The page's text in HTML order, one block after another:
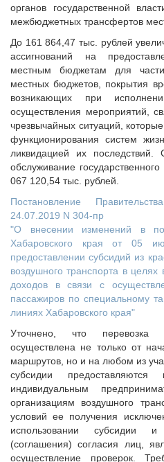
органов государственной
межбюджетных трансфертов
До 161 864,47 тыс. рублей
ассигнований на
местным бюджетам для
местных бюджетов, покрытия
возникающих при
осуществления мероприятий,
чрезвычайных ситуаций,
функционирования систем
ликвидацией их
обслуживание
067 120,54 тыс. рублей.
Постановление
24.07.2019 N 304-пр
"О внесении изменений в
Хабаровского края от 05
предоставлении субсидий из
воздушного транспорта в
доходов в связи с
пассажиров по специальному
линиях Хабаровского края"
Уточнено, что перевозка
осуществлена не только от
маршрутов, но и на любом из
субсидии
индивидуальным
организациям воздушного
условий ее получения
использовании субсидии
(соглашения) согласия лиц,
осуществление проверок.